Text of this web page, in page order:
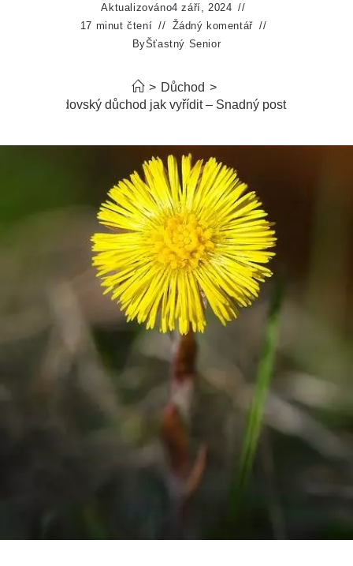
Aktualizováno4 září, 2024
17 minut čtení
Žádný komentář
ByŠťastný Senior
> Důchod >
Vdovský důchod jak vyřídit – Snadný postup